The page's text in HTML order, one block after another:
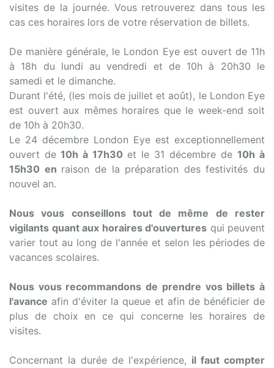
visites de la journée. Vous retrouverez dans tous les
cas ces horaires lors de votre réservation de billets.
De manière générale, le London Eye est ouvert de 11h
à 18h du lundi au vendredi et de 10h à 20h30 le
samedi et le dimanche.
Durant l'été, (les mois de juillet et août), le London Eye
est ouvert aux mêmes horaires que le week-end soit
de 10h à 20h30.
Le 24 décembre London Eye est exceptionnellement
ouvert de 10h à 17h30 et le 31 décembre de 10h à
15h30 en raison de la préparation des festivités du
nouvel an.
Nous vous conseillons tout de même de rester
vigilants quant aux horaires d'ouvertures qui peuvent
varier tout au long de l'année et selon les périodes de
vacances scolaires.
Nous vous recommandons de prendre vos billets à
l'avance afin d'éviter la queue et afin de bénéficier de
plus de choix en ce qui concerne les horaires de
visites.
Concernant la durée de l'expérience, il faut compter